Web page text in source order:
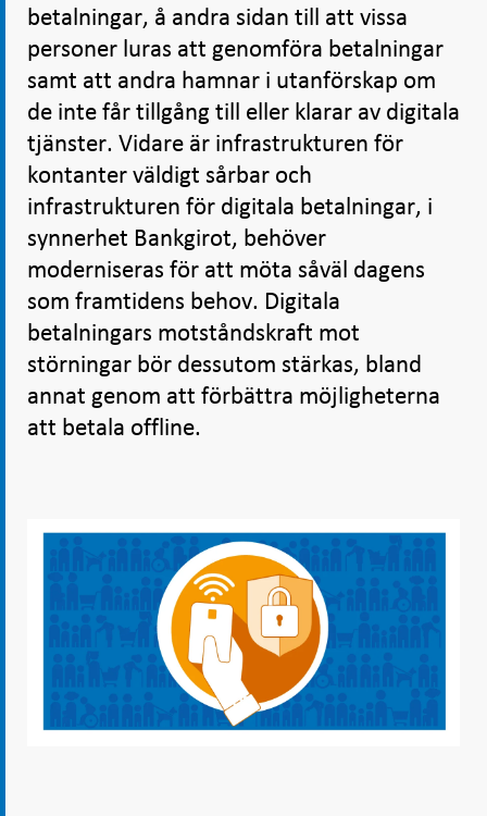
betalningar, å andra sidan till att vissa
personer luras att genomföra betalningar
samt att andra hamnar i utanförskap om
de inte får tillgång till eller klarar av digitala
tjänster. Vidare är infrastrukturen för
kontanter väldigt sårbar och
infrastrukturen för digitala betalningar, i
synnerhet Bankgirot, behöver
moderniseras för att möta såväl dagens
som framtidens behov. Digitala
betalningars motståndskraft mot
störningar bör dessutom stärkas, bland
annat genom att förbättra möjligheterna
att betala offline.